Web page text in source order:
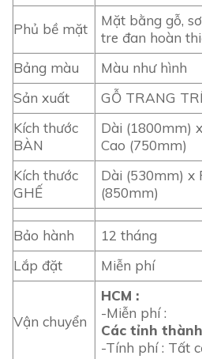
Phủ bề mặt
Mặt bằng gỗ,
tre đan hoàn
Bảng màu
Màu như hình
Sản xuất
GỖ TRANG
Kích thước
BÀN
Dài (1800mm)
Cao (750mm)
Kích thước
GHẾ
Dài (530mm) x
(850mm)
Bảo hành
12 tháng
Lắp đặt
Miễn phí
Vận chuyển
HCM :
-Miễn phí :
Các tỉnh
-Tính phí : Tất